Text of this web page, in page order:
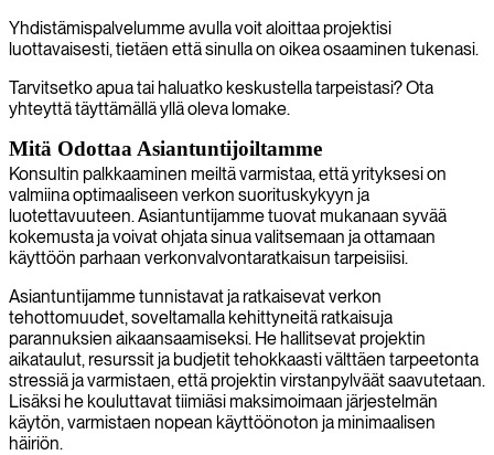
Yhdistämispalvelumme avulla voit aloittaa projektisi
luottavaisesti, tietäen että sinulla on oikea osaaminen tukenasi.
Tarvitsetko apua tai haluatko keskustella tarpeistasi? Ota
yhteyttä täyttämällä yllä oleva lomake.
Mitä Odottaa Asiantuntijoiltamme
Konsultin palkkaaminen meiltä varmistaa, että yrityksesi on
valmiina optimaaliseen verkon suorituskykyyn ja
luotettavuuteen. Asiantuntijamme tuovat mukanaan syvää
kokemusta ja voivat ohjata sinua valitsemaan ja ottamaan
käyttöön parhaan verkonvalvontaratkaisun tarpeisiisi.
Asiantuntijamme tunnistavat ja ratkaisevat verkon
tehottomuudet, soveltamalla kehittyneitä ratkaisuja
parannuksien aikaansaamiseksi. He hallitsevat projektin
aikataulut, resurssit ja budjetit tehokkaasti välttäen tarpeetonta
stressiä ja varmistaen, että projektin virstanpylväät saavutetaan.
Lisäksi he kouluttavat tiimiäsi maksimoimaan järjestelmän
käytön, varmistaen nopean käyttöönoton ja minimaalisen
häiriön.